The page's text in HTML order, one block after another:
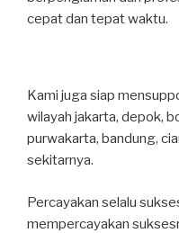
cepat dan tepat waktu.
Kami juga siap
wilayah jakarta, depok,
purwakarta, bandung,
sekitarnya.
Percayakan selalu
mempercayakan